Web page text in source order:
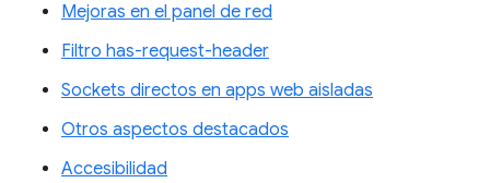
Mejoras en el panel de red
Filtro has-request-header
Sockets directos en apps web aisladas
Otros aspectos destacados
Accesibilidad